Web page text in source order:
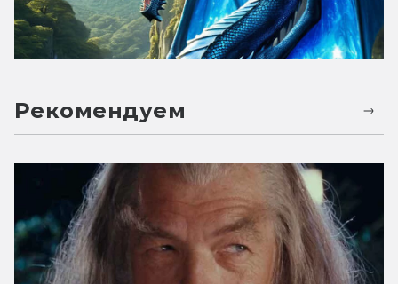
Рекомендуем